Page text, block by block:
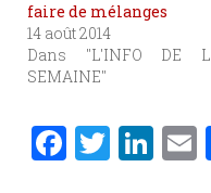
faire de mélanges
14 août 2014
Dans "L'INFO DE
SEMAINE"
F T Li